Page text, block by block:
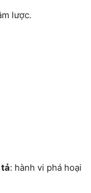
lược.
: hành vi phá hoại